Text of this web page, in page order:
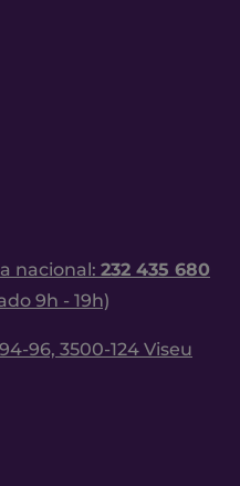
nacional: 232 435 680
9h - 19h)
96, 3500-124 Viseu